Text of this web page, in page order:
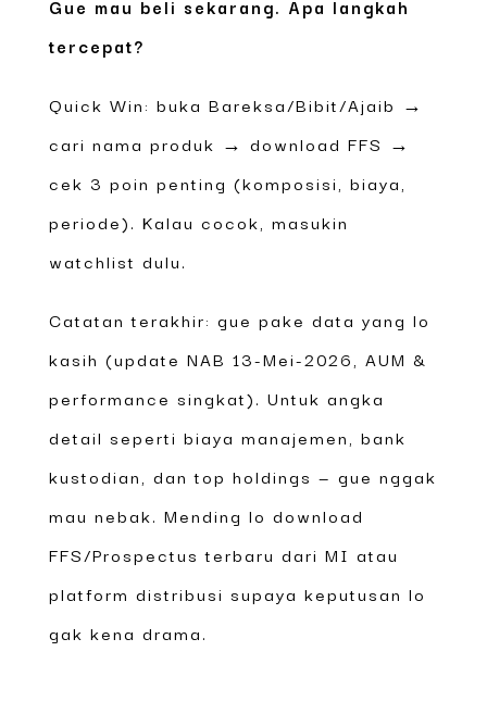
Gue mau beli sekarang. Apa langkah
tercepat?
Quick Win: buka Bareksa/Bibit/Ajaib →
cari nama produk → download FFS →
cek 3 poin penting (komposisi, biaya,
periode). Kalau cocok, masukin
watchlist dulu.
Catatan terakhir: gue pake data yang lo
kasih (update NAB 13-Mei-2026, AUM &
performance singkat). Untuk angka
detail seperti biaya manajemen, bank
kustodian, dan top holdings — gue nggak
mau nebak. Mending lo download
FFS/Prospectus terbaru dari MI atau
platform distribusi supaya keputusan lo
gak kena drama.